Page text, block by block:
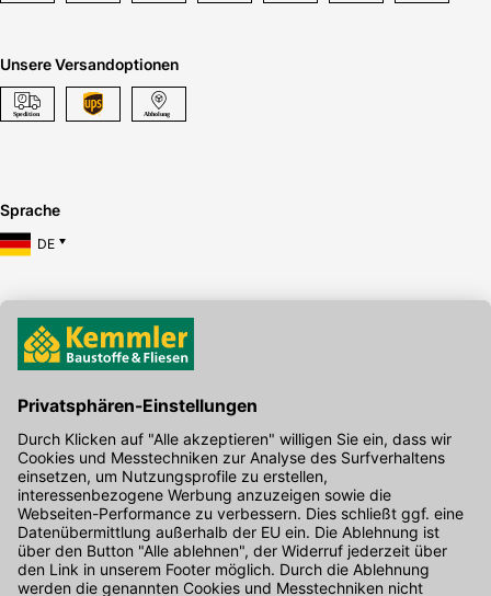
Unsere Versandoptionen
Sprache
DE
Hier gibt's die kostenlose App
Kontakt
Unser Onlineshop Team ist montags bis freitags von 08:00 - 17:00
Uhr unter der Telefonnummer07071 / 151-151für Sie erreichbar.